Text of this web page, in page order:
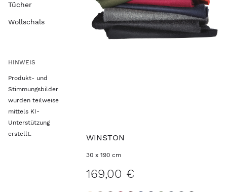
WINSTON
30 x 190 cm
169,00 €
Tücher
Wollschals
HINWEIS
Produkt- und
Stimmungsbilder
wurden teilweise
mittels KI-
Unterstützung
erstellt.